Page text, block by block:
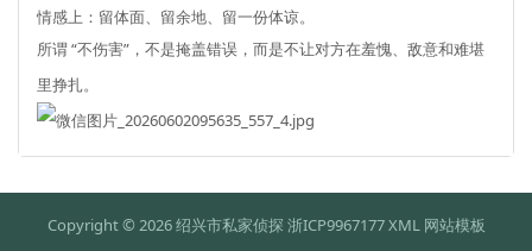
情感上：留体面、留余地、留一份体谅。
所谓 “不伤害”，不是掩盖错误，而是不让对方在羞愧、敌意和难堪
里挣扎。
Copyright © 2026 绍兴市私家侦探 浙ICP9967177XML 网站模板